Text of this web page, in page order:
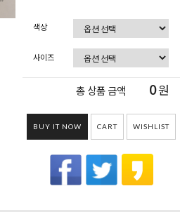
색상
사이즈
총 상품 금액 0원
BUY IT NOW CART WISHLIST